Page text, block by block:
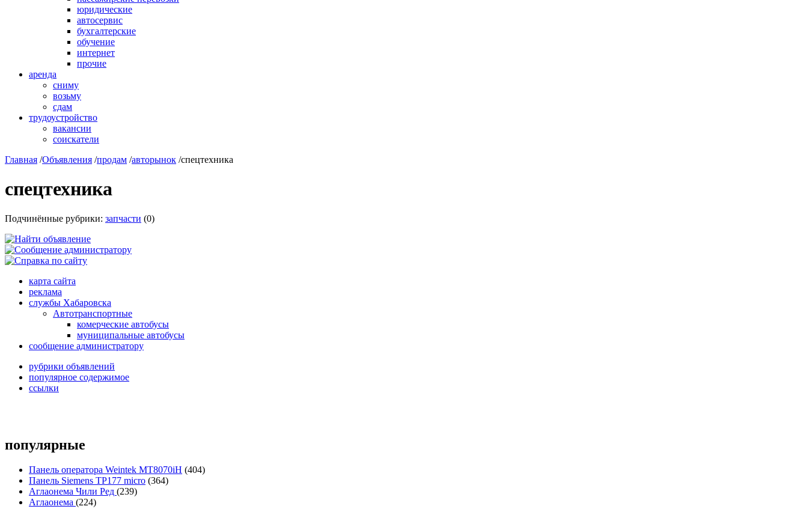
юридические
автосервис
бухгалтерские
обучение
интернет
прочие
аренда
сниму
возьму
сдам
трудоустройство
вакансии
соискатели
Главная /Объявления /продам /авторынок /спецтехника
спецтехника
Подчинённые рубрики: запчасти (0)
карта сайта
реклама
службы Хабаровска
Автотранспортные
комерческие автобусы
муниципальные автобусы
сообщение администратору
рубрики объявлений
популярное содержимое
ссылки
популярные
Панель оператора Weintek MT8070iH (404)
Панель Siemens TP177 micro (364)
Аглаонема Чили Ред (239)
Аглаонема (224)